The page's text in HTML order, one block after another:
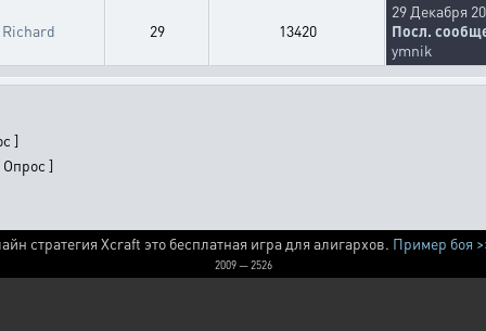
Richard 29 13420
29 Декабря
Посл.
ymnik
]
]
стратегия Xcraft это бесплатная игра для алигархов. Пример боя
2009 — 2526